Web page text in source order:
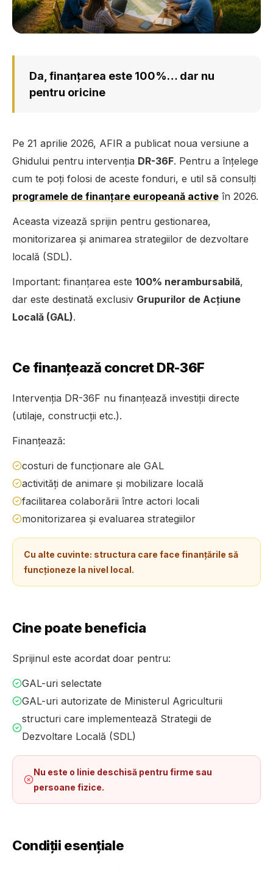
Da, finanțarea este 100%… dar nu
pentru oricine
Pe 21 aprilie 2026, AFIR a publicat noua versiune a
Ghidului pentru intervenția DR-36F. Pentru a înțelege
cum te poți folosi de aceste fonduri, e util să consulți
programele de finanțare europeană active în 2026.
Aceasta vizează sprijin pentru gestionarea,
monitorizarea și animarea strategiilor de dezvoltare
locală (SDL).
Important: finanțarea este 100% nerambursabilă,
dar este destinată exclusiv Grupurilor de Acțiune
Locală (GAL).
Ce finanțează concret DR-36F
Intervenția DR-36F nu finanțează investiții directe
(utilaje, construcții etc.).
Finanțează:
costuri de funcționare ale GAL
activități de animare și mobilizare locală
facilitarea colaborării între actori locali
monitorizarea și evaluarea strategiilor
Cu alte cuvinte: structura care face finanțările să
funcționeze la nivel local.
Cine poate beneficia
Sprijinul este acordat doar pentru:
GAL-uri selectate
GAL-uri autorizate de Ministerul Agriculturii
structuri care implementează Strategii de
Dezvoltare Locală (SDL)
Nu este o linie deschisă pentru firme sau
persoane fizice.
Condiții esențiale